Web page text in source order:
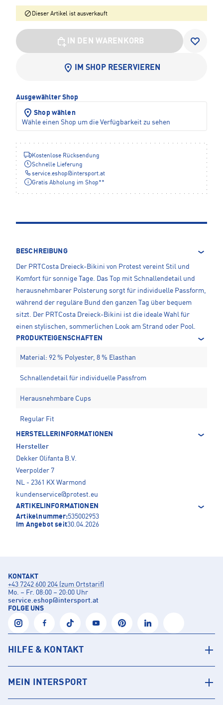
Dieser Artikel ist ausverkauft
IN DEN WARENKORB
IM SHOP RESERVIEREN
Ausgewählter Shop
Shop wählen
Wähle einen Shop um die Verfügbarkeit zu sehen
Kostenlose Rücksendung
Schnelle Lieferung
service.eshop@ intersport.at
Gratis Abholung im Shop**
BESCHREIBUNG
Der PRTCosta Dreieck-Bikini von Protest vereint Stil und
Komfort für sonnige Tage. Das Top mit Schnallendetail und
herausnehmbarer Polsterung sorgt für individuelle Passform,
während der reguläre Bund den ganzen Tag über bequem
sitzt. Der PRTCosta Dreieck-Bikini ist die ideale Wahl für
einen stylischen, sommerlichen Look am Strand oder Pool.
PRODUKTEIGENSCHAFTEN
Material: 92 % Polyester, 8 % Elasthan
Schnallendetail für individuelle Passfrom
Herausnehmbare Cups
Regular Fit
HERSTELLERINFORMATIONEN
Hersteller
Dekker Olifanta B.V.
Veerpolder 7
NL - 2361 KX Warmond
kundenservice@protest.eu
ARTIKELINFORMATIONEN
Artikelnummer:535002953
Im Angebot seit30.04.2026
KONTAKT
+43 7242 600 204 (zum Ortstarif)
Mo. – Fr. 08:00 – 20:00 Uhr
service.eshop@intersport.at
FOLGE UNS
HILFE & KONTAKT
MEIN INTERSPORT